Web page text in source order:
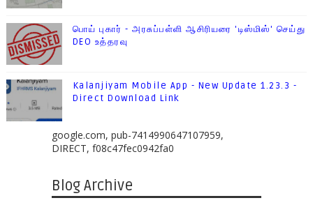
பொய் புகார் - அரசுப்பள்ளி ஆசிரியரை 'டிஸ்மிஸ்' செய்து
DEO உத்தரவு
Kalanjiyam Mobile App - New Update 1.23.3 -
Direct Download Link
google.com, pub-7414990647107959,
DIRECT, f08c47fec0942fa0
Blog Archive